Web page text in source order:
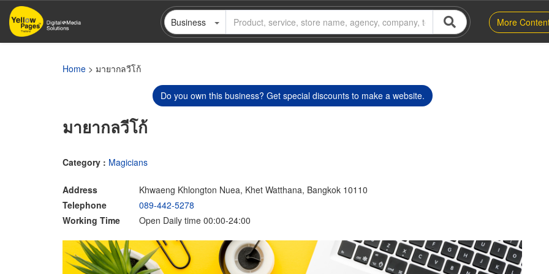
Skip
main
Business More
Home > มายากลวีโก้
Do you own this business? Get special discounts to make a website.
มายากลวีโก้
Category : Magicians
Address
Khwaeng Khlongton Nuea, Khet Watthana, Bangkok 10110
Telephone
089-442-5278
Working Time
Open Daily time 00:00-24:00